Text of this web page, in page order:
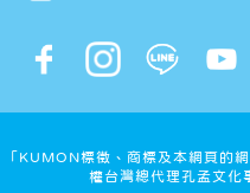
「KUMON標徵、商標及本網頁的
權台灣總代理孔孟文化